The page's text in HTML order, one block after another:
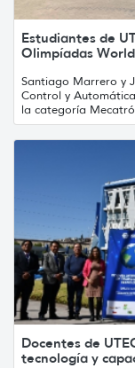
Estudiantes de
Olimpíadas
Santiago Marrero y
Control y
la categoría
Docentes de
tecnología y